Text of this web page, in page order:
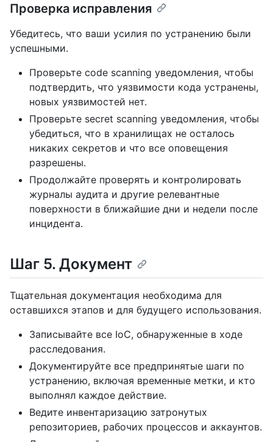
Проверка исправления
Убедитесь, что ваши усилия по устранению были
успешными.
Проверьте code scanning уведомления, чтобы
подтвердить, что уязвимости кода устранены,
новых уязвимостей нет.
Проверьте secret scanning уведомления, чтобы
убедиться, что в хранилищах не осталось
никаких секретов и что все оповещения
разрешены.
Продолжайте проверять и контролировать
журналы аудита и другие релевантные
поверхности в ближайшие дни и недели после
инцидента.
Шаг 5. Документ
Тщательная документация необходима для
оставшихся этапов и для будущего использования.
Записывайте все IoC, обнаруженные в ходе
расследования.
Документируйте все предпринятые шаги по
устранению, включая временные метки, и кто
выполнял каждое действие.
Ведите инвентаризацию затронутых
репозиториев, рабочих процессов и аккаунтов.